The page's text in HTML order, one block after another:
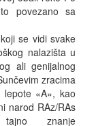
povezano sa
se vidi svake
nalazišta u
ali genijalnog
zracima
lepote «A», kao
narod RAz/RAs
tajno znanje